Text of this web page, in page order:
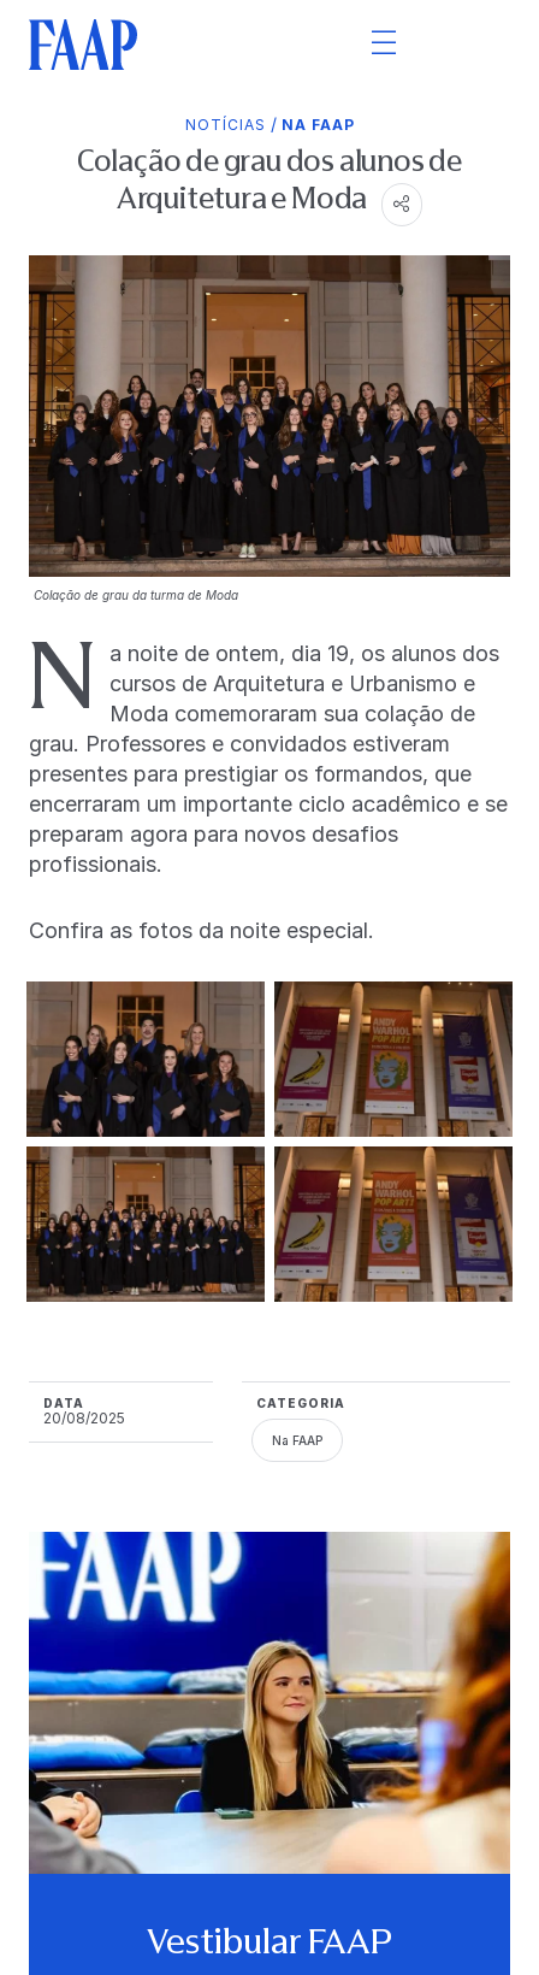
NOTÍCIAS / NA FAAP
Colação de grau dos alunos de
Arquitetura e Moda
Colação de grau da turma de Moda
N
a noite de ontem, dia 19, os alunos dos
cursos de Arquitetura e Urbanismo e
Moda comemoraram sua colação de
grau. Professores e convidados estiveram
presentes para prestigiar os formandos, que
encerraram um importante ciclo acadêmico e se
preparam agora para novos desafios
profissionais.
Confira as fotos da noite especial.
DATA
20/08/2025
CATEGORIA
Na FAAP
Vestibular FAAP